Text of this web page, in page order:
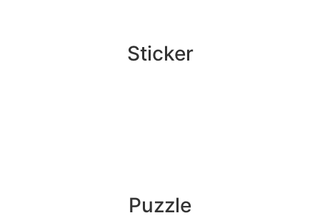
Sticker
Puzzle